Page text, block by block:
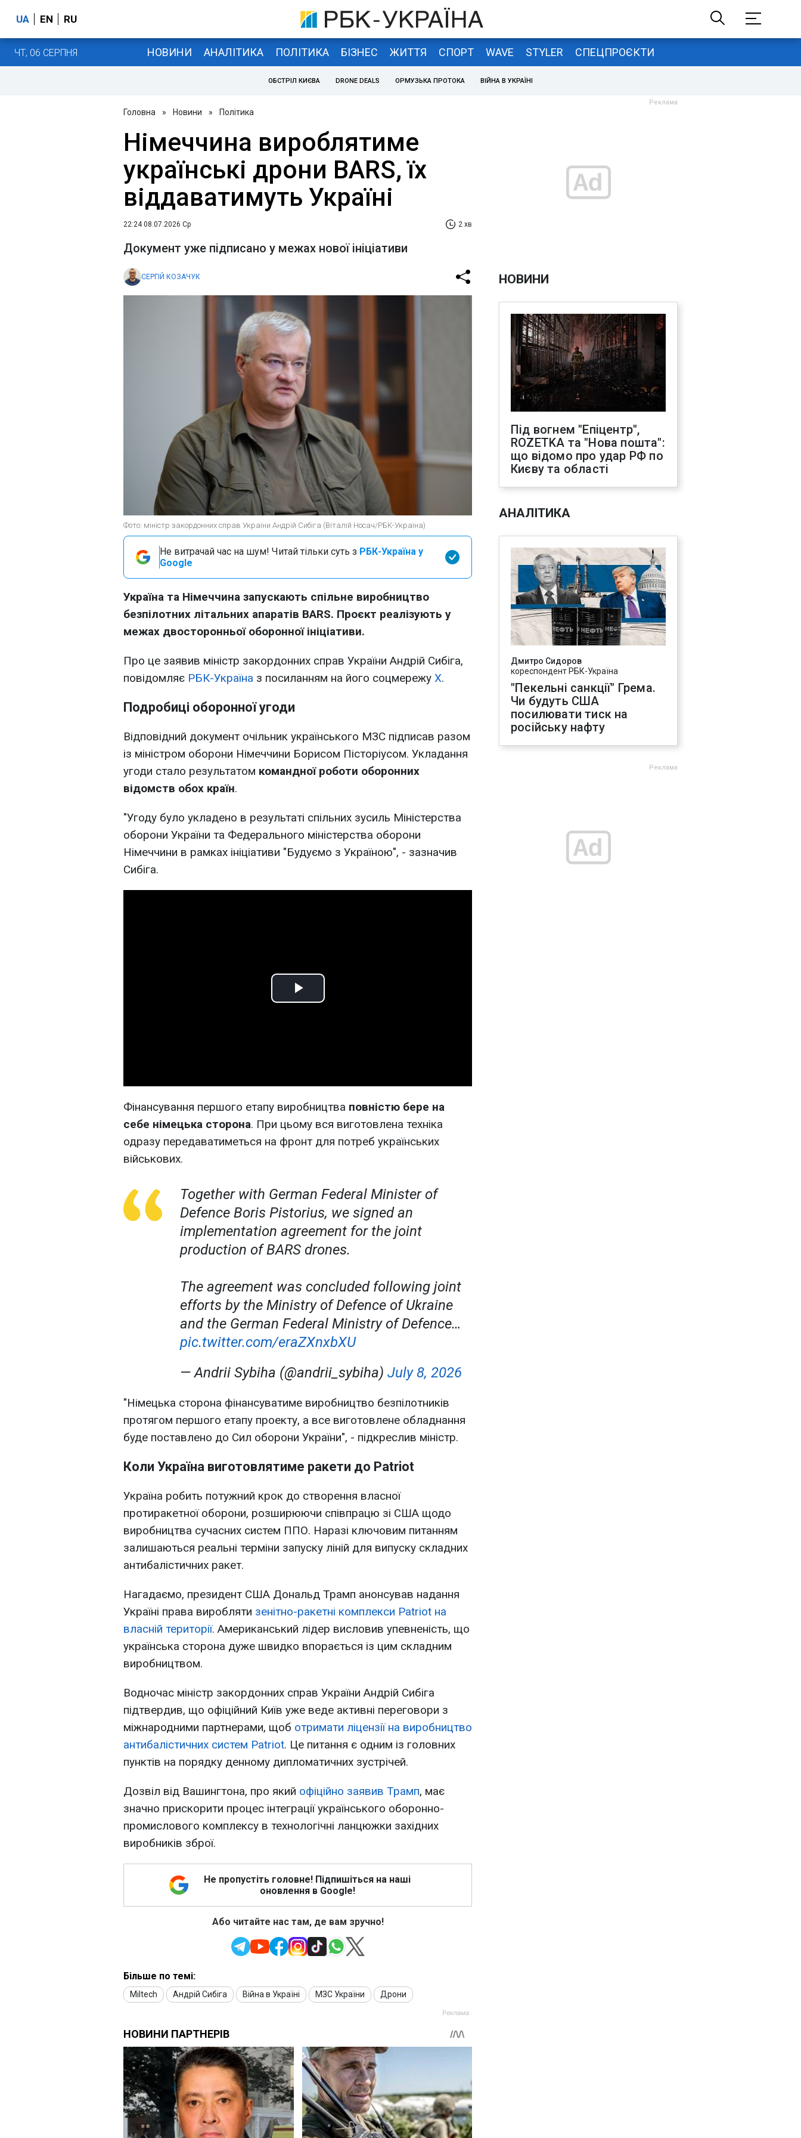
UA EN RU
ЧТ, 06 СЕРПНЯ НОВИНИ АНАЛІТИКА ПОЛІТИКА БІЗНЕС ЖИТТЯ СПОРТ WAVE STYLER СПЕЦПРОЄКТИ
ОБСТРІЛ КИЄВА DRONE DEALS ОРМУЗЬКА ПРОТОКА ВІЙНА В УКРАЇНІ
Головна » Новини » Політика
Німеччина вироблятиме
українські дрони BARS, їх
віддаватимуть Україні
22:24 08.07.2026 Ср 2 хв
Документ уже підписано у межах нової ініціативи
СЕРГІЙ КОЗАЧУК
Фото: міністр закордонних справ України Андрій Сибіга (Віталій Носач/РБК-Україна)
Не витрачай час на шум! Читай тільки суть з РБК-Україна у
Google
Україна та Німеччина запускають спільне виробництво
безпілотних літальних апаратів BARS. Проєкт реалізують у
межах двосторонньої оборонної ініціативи.
Про це заявив міністр закордонних справ України Андрій Сибіга,
повідомляє РБК-Україна з посиланням на його соцмережу X.
Подробиці оборонної угоди
Відповідний документ очільник українського МЗС підписав разом
із міністром оборони Німеччини Борисом Пісторіусом. Укладання
угоди стало результатом командної роботи оборонних
відомств обох країн.
"Угоду було укладено в результаті спільних зусиль Міністерства
оборони України та Федерального міністерства оборони
Німеччини в рамках ініціативи "Будуємо з Україною", - зазначив
Сибіга.
Play
Фінансування першого етапу виробництва повністю бере на
себе німецька сторона. При цьому вся виготовлена техніка
одразу передаватиметься на фронт для потреб українських
військових.
Together with German Federal Minister of
Defence Boris Pistorius, we signed an
implementation agreement for the joint
production of BARS drones.
The agreement was concluded following joint
efforts by the Ministry of Defence of Ukraine
and the German Federal Ministry of Defence…
pic.twitter.com/eraZXnxbXU
— Andrii Sybiha (@andrii_sybiha) July 8, 2026
"Німецька сторона фінансуватиме виробництво безпілотників
протягом першого етапу проекту, а все виготовлене обладнання
буде поставлено до Сил оборони України", - підкреслив міністр.
Коли Україна виготовлятиме ракети до Patriot
Україна робить потужний крок до створення власної
протиракетної оборони, розширюючи співпрацю зі США щодо
виробництва сучасних систем ППО. Наразі ключовим питанням
залишаються реальні терміни запуску ліній для випуску складних
антибалістичних ракет.
Нагадаємо, президент США Дональд Трамп анонсував надання
Україні права виробляти зенітно-ракетні комплекси Patriot на
власній території. Американський лідер висловив упевненість, що
українська сторона дуже швидко впорається із цим складним
виробництвом.
Водночас міністр закордонних справ України Андрій Сибіга
підтвердив, що офіційний Київ уже веде активні переговори з
міжнародними партнерами, щоб отримати ліцензії на виробництво
антибалістичних систем Patriot. Це питання є одним із головних
пунктів на порядку денному дипломатичних зустрічей.
Дозвіл від Вашингтона, про який офіційно заявив Трамп, має
значно прискорити процес інтеграції українського оборонно-
промислового комплексу в технологічні ланцюжки західних
виробників зброї.
Не пропустіть головне! Підпишіться на наші
оновлення в Google!
Або читайте нас там, де вам зручно!
Більше по темі:
Miltech Андрій Сибіга Війна в Україні МЗС України Дрони
НОВИНИ
Під вогнем "Епіцентр",
ROZETKA та "Нова пошта":
що відомо про удар РФ по
Києву та області
АНАЛІТИКА
Дмитро Сидоров
кореспондент РБК-Україна
"Пекельні санкції" Грема.
Чи будуть США
посилювати тиск на
російську нафту